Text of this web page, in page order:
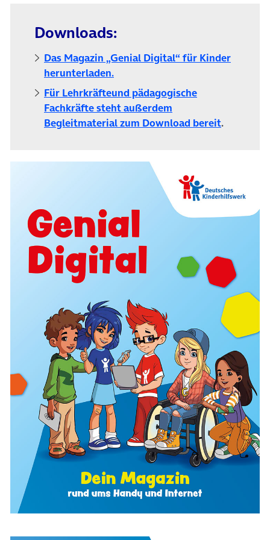
Downloads:
Das Magazin „Genial Digital“ für Kinder
herunterladen.(öffnet in neuem Tab)
Für Lehrkräfteund pädagogische
Fachkräfte steht außerdem
Begleitmaterial zum Download bereit(öffnet in
.